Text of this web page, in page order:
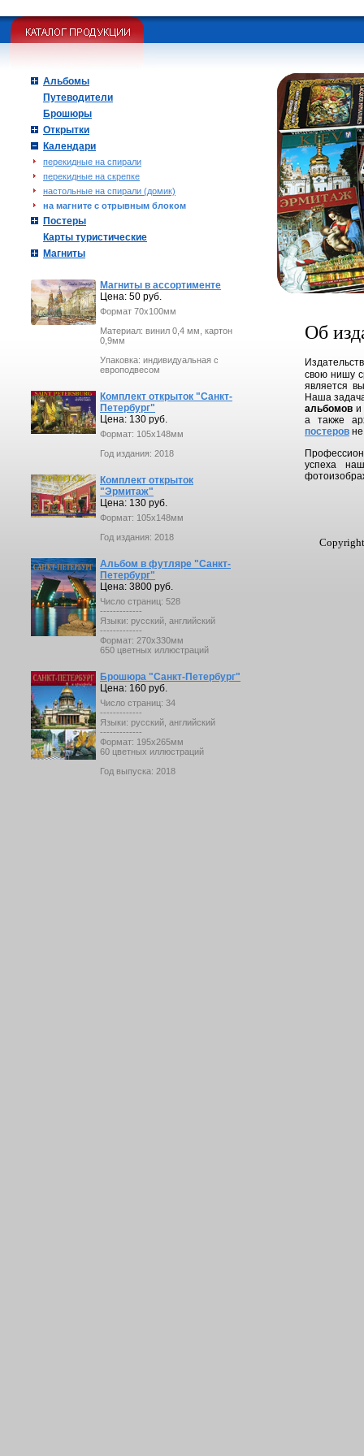
Альбомы
Путеводители
Брошюры
Открытки
Календари
перекидные на спирали
перекидные на скрепке
настольные на спирали (домик)
на магните с отрывным блоком
Постеры
Карты туристические
Магниты
Магниты в ассортименте
Цена: 50 руб.
Формат 70х100мм
Материал: винил 0,4 мм, картон
0,9мм
Упаковка: индивидуальная с
европодвесом
Комплект открыток "Санкт-
Петербург"
Цена: 130 руб.
Формат: 105x148мм
Год издания: 2018
Комплект открыток
"Эрмитаж"
Цена: 130 руб.
Формат: 105x148мм
Год издания: 2018
Альбом в футляре "Санкт-
Петербург"
Цена: 3800 руб.
Число страниц: 528
-------------
Языки: русский, английский
-------------
Формат: 270х330мм
650 цветных иллюстраций
Брошюра "Санкт-Петербург"
Цена: 160 руб.
Число страниц: 34
-------------
Языки: русский, английский
-------------
Формат: 195х265мм
60 цветных иллюстраций
Год выпуска: 2018
Об
свою нишу
является
Наша
альбомов и
а также
постеров
успеха